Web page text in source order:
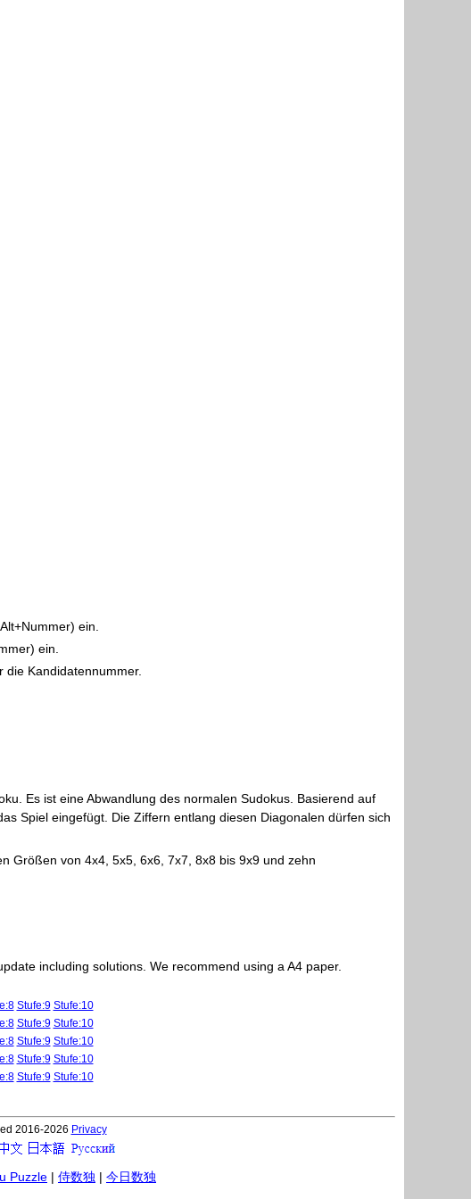
ein.
ein.
Kandidatennummer.
Es ist eine Abwandlung des normalen Sudokus. Basierend auf
Spiel eingefügt. Die Ziffern entlang diesen Diagonalen dürfen sich
Größen von 4x4, 5x5, 6x6, 7x7, 8x8 bis 9x9 und zehn
including solutions. We recommend using a A4 paper.
Stufe:9 Stufe:10
Stufe:9 Stufe:10
Stufe:9 Stufe:10
Stufe:9 Stufe:10
Stufe:9 Stufe:10
2016-2026 Privacy
Puzzle | 侍数独 | 今日数独